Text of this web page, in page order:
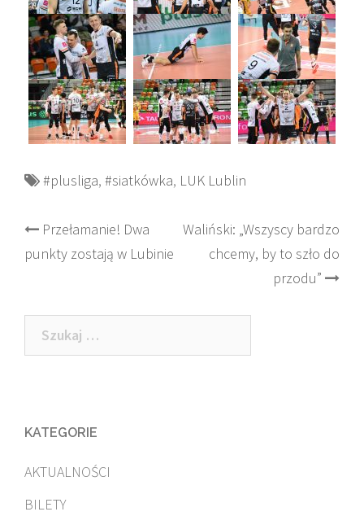
#plusliga, #siatkówka, LUK Lublin
Post
navigation
Przełamanie! Dwa
punkty zostają w Lubinie
Waliński: „Wszyscy bardzo
chcemy, by to szło do
przodu”
Szukaj:
KATEGORIE
AKTUALNOŚCI
BILETY